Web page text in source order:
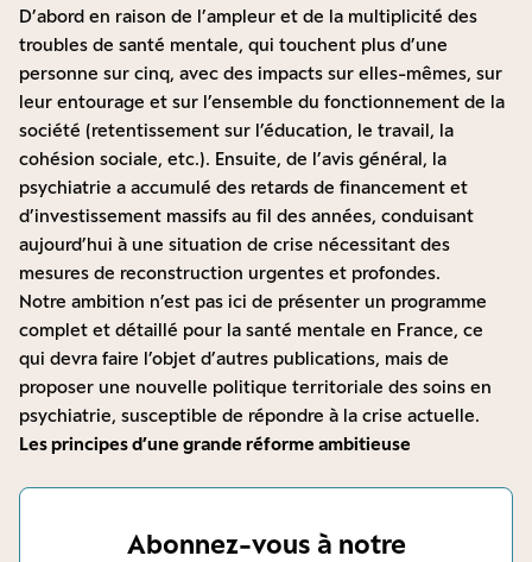
D’abord en raison de l’ampleur et de la multiplicité des
troubles de santé mentale, qui touchent plus d’une
personne sur cinq, avec des impacts sur elles-mêmes, sur
leur entourage et sur l’ensemble du fonctionnement de la
société (retentissement sur l’éducation, le travail, la
cohésion sociale, etc.). Ensuite, de l’avis général, la
psychiatrie a accumulé des retards de financement et
d’investissement massifs au fil des années, conduisant
aujourd’hui à une situation de crise nécessitant des
mesures de reconstruction urgentes et profondes.
Notre ambition n’est pas ici de présenter un programme
complet et détaillé pour la santé mentale en France, ce
qui devra faire l’objet d’autres publications, mais de
proposer une nouvelle politique territoriale des soins en
psychiatrie, susceptible de répondre à la crise actuelle.
Les principes d’une grande réforme ambitieuse
Abonnez-vous à notre